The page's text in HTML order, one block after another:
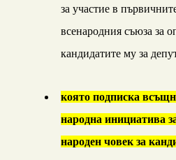
за участие в
всенародния съюза за
кандидатите му за
която подписка
народна инициатива
народен човек за